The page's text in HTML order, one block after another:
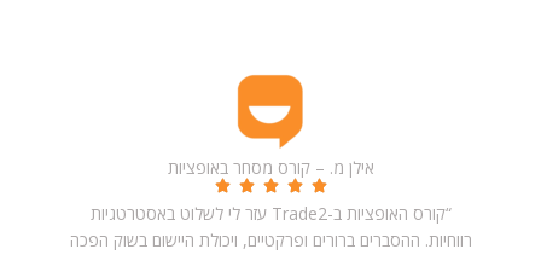
אילן מ. – קורס מסחר באופציות
“קורס האופציות ב-Trade2 עזר לי לשלוט באסטרטגיות
רווחיות. ההסברים ברורים ופרקטיים, ויכולת היישום בשוק הפכה